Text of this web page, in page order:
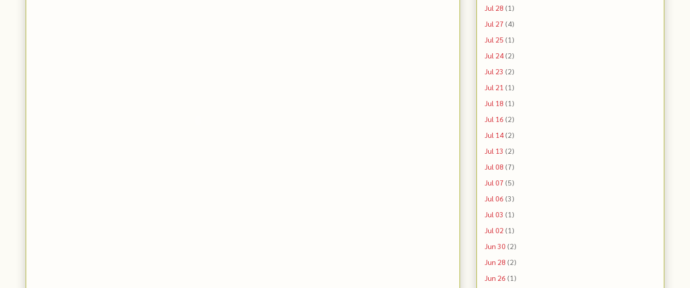
Jul 28 (1)
Jul 27 (4)
Jul 25 (1)
Jul 24(2)
Jul 23 (2)
Jul 21 (1)
Jul 18 (1)
Jul 16 (2)
Jul 14(2)
Jul 13 (2)
Jul 08 (7)
Jul 07 (5)
Jul 06 (3)
Jul 03 (1)
Jul 02 (1)
Jun 30 (2)
Jun 28 (2)
Jun 26 (1)